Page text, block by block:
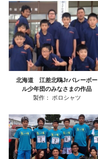
北海道 江差北鴎Jrバレーボー
ル少年団のみなさまの作品
製作：
ポロシャツ